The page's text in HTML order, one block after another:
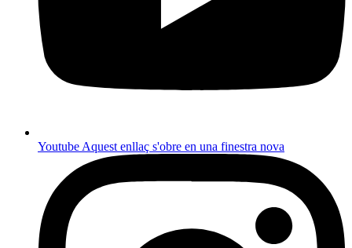
YoutubeAquest enllaç s'obre en una finestra nova